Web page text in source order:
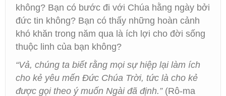
không? Bạn có bước đi với Chúa hằng ngày bởi
đức tin không? Bạn có thấy những hoàn cảnh
khó khăn trong năm qua là ích lợi cho đời sống
thuộc linh của bạn không?
“Vả, chúng ta biết rằng mọi sự hiệp lại làm ích
cho kẻ yêu mến Đức Chúa Trời, tức là cho kẻ
được gọi theo ý muốn Ngài đã định.”(Rô-ma